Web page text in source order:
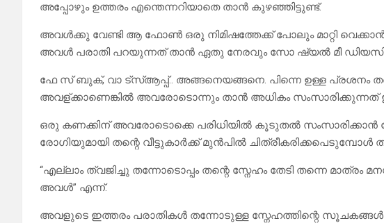
അപ്പോഴും ഉത്തരം എന്തെന്നറിയാതെ താൻ കുഴഞ്ഞിട്ടുണ്ട്.
അവൾക്കു വേണ്ടി ആ ഫോൺ ഒരു നിമിഷത്തേക്ക് പോലും മാറ്റി വെക്കാൻ
അവൾ പരാതി പറയുന്നത് താൻ ഏതു നേരവും സോ ഷ്യൽ മീ
ഫേ സ് ബുക്, വാ ട്സ്ആപ്പ്.. അങ്ങനെയങ്ങനെ. പിന്നെ ഉള്ള പ്രശനം
അവള്ക്കാണെങ്കിൽ അവരോടൊന്നും താൻ അധികം സംസാരിക്കുന്നത്
ഒരു കണക്കിന് അവരോടൊക്കെ പരിധിയിൽ കൂടുതൽ
രോഗിയുമായി തന്റെ വീട്ടുകാർക്ക് മുൻപിൽ ചിത്രീകരിക്കപെടുമ്പോൾ
“എല്ലാം ത്വജിച്ചു തന്നോടൊപ്പം തന്റെ സ്നേഹം തേടി തന്നെ
അവൾ” എന്ന്.
അവളുടെ ഇത്തരം പരാതികൾ തന്നോടുള്ള സ്നേഹത്തിന്റെ